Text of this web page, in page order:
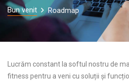
Bun venit Roadmap
Lucrăm constant la softul nostru de
fitness pentru a veni cu soluții și